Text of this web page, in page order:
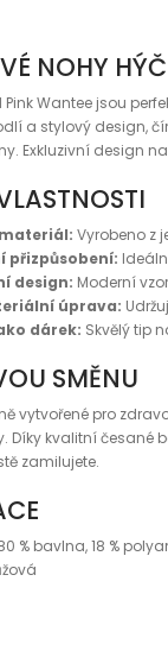
NOHY
Pink Wantee jsou
a stylový design,
Exkluzivní design
Vyrobeno z
přizpůsobení:
design: Moderní
úprava:
dárek: Skvělý tip
SMĚNU
vytvořené pro
Díky kvalitní česané
zamilujete.
% bavlna, 18 %